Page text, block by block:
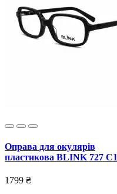
Оправа для окулярів
пластикова BLINK 727 C1
1799 ₴